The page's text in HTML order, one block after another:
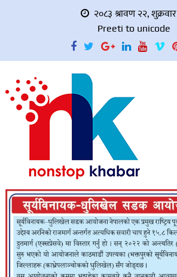
२०८३ श्रावण २२, शुक्रवार
Preeti to unicode